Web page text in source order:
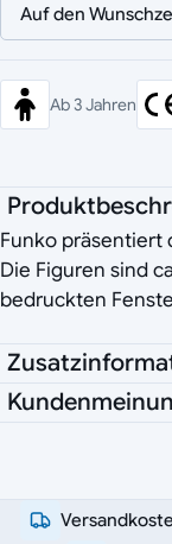
Auf den
Ab 3 Jahren
Funko präsentiert
Die Figuren sind
bedruckten